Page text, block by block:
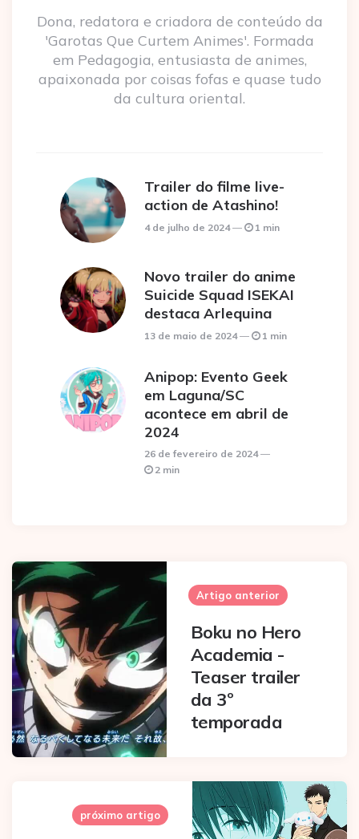
Dona, redatora e criadora de conteúdo da
'Garotas Que Curtem Animes'. Formada
em Pedagogia, entusiasta de animes,
apaixonada por coisas fofas e quase tudo
da cultura oriental.
Trailer do filme live-
action de Atashino!
4 de julho de 2024 1 min
Novo trailer do anime
Suicide Squad ISEKAI
destaca Arlequina
13 de maio de 2024 1 min
Anipop: Evento Geek
em Laguna/SC
acontece em abril de
2024
26 de fevereiro de 2024
2 min
Post
navigation
Artigo anterior
Boku no Hero
Academia -
Teaser trailer
da 3º
temporada
próximo artigo